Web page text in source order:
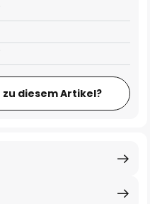
zu diesem Artikel?